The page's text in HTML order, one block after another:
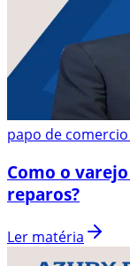
papo de
Como o
reparos?
Ler matéria